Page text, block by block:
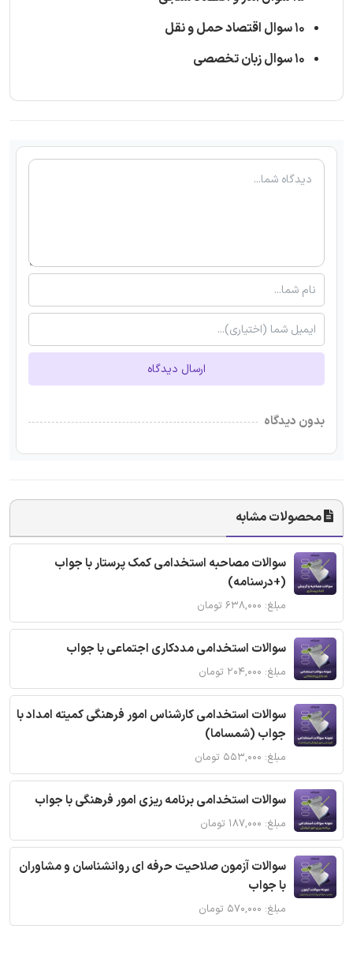
10 سوال اقتصاد حمل و نقل
10 سوال زبان تخصصی
ارسال دیدگاه
بدون دیدگاه
محصولات مشابه
سوالات مصاحبه استخدامی کمک پرستار با جواب
(+درسنامه)
مبلغ: ۶۳۸,۰۰۰ تومان
سوالات استخدامی مددکاری اجتماعی با جواب
مبلغ: ۲۰۴,۰۰۰ تومان
سوالات استخدامی کارشناس امور فرهنگی کمیته امداد با
جواب (شمساما)
مبلغ: ۵۵۳,۰۰۰ تومان
سوالات استخدامی برنامه ریزی امور فرهنگی با جواب
مبلغ: ۱۸۷,۰۰۰ تومان
سوالات آزمون صلاحیت حرفه ای روانشناسان و مشاوران
با جواب
مبلغ: ۵۷۰,۰۰۰ تومان